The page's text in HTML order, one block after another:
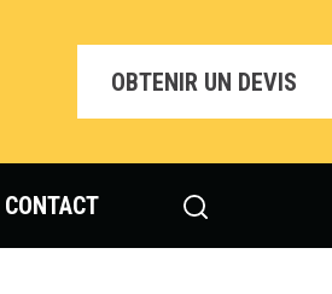
OBTENIR UN DEVIS
CONTACT